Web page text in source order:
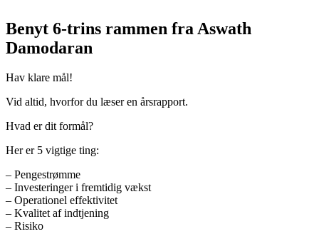
Benyt 6-trins rammen fra Aswath
Damodaran
Hav klare mål!
Vid altid, hvorfor du læser en årsrapport.
Hvad er dit formål?
Her er 5 vigtige ting:
– Pengestrømme
– Investeringer i fremtidig vækst
– Operationel effektivitet
– Kvalitet af indtjening
– Risiko